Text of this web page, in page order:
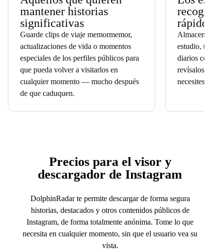
mantener historias
significativas
Guarde clips de viaje memormemor,
actualizaciones de vida o momentos
especiales de los perfiles públicos para
que pueda volver a visitarlos en
cualquier momento — mucho después
de que caduquen.
rápidos
Almacena
estudio,
diarios
revísalos
necesites.
Precios para el visor y
descargador de Instagram
DolphinRadar te permite descargar de forma segura
historias, destacados y otros contenidos públicos de
Instagram, de forma totalmente anónima. Tome lo que
necesita en cualquier momento, sin que el usuario vea su
vista.